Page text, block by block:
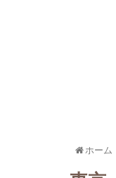
ホーム